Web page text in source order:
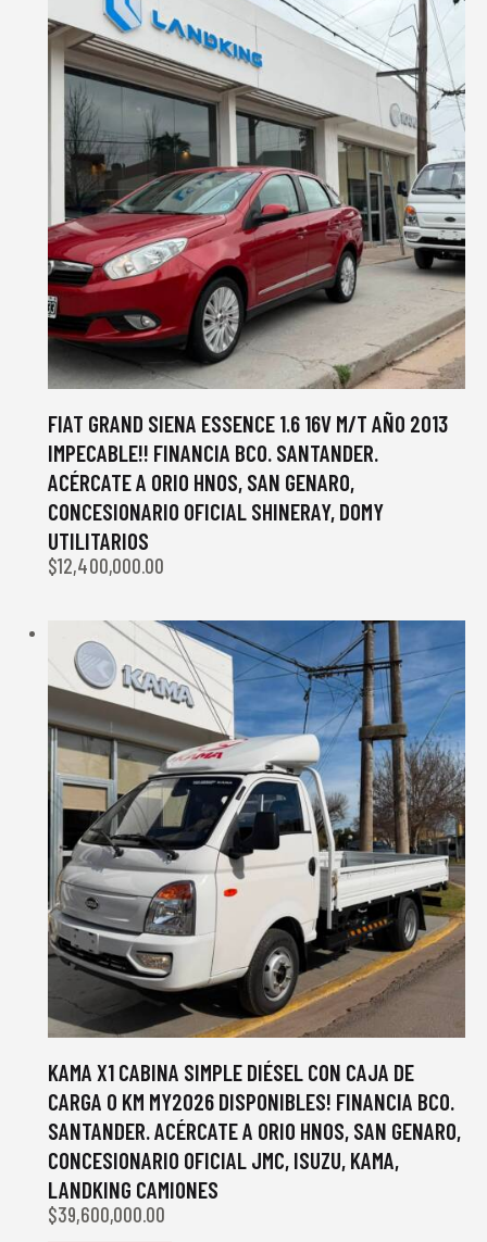
FIAT GRAND SIENA ESSENCE 1.6 16V M/T AÑO 2013
IMPECABLE!! FINANCIA BCO. SANTANDER.
ACÉRCATE A ORIO HNOS, SAN GENARO,
CONCESIONARIO OFICIAL SHINERAY, DOMY
UTILITARIOS
$12,400,000.00
KAMA X1 CABINA SIMPLE DIÉSEL CON CAJA DE
CARGA 0 KM MY2026 DISPONIBLES! FINANCIA BCO.
SANTANDER. ACÉRCATE A ORIO HNOS, SAN GENARO,
CONCESIONARIO OFICIAL JMC, ISUZU, KAMA,
LANDKING CAMIONES
$39,600,000.00